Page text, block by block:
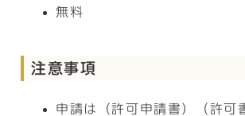
無料
注意事項
申請は（許可申請書）（許可